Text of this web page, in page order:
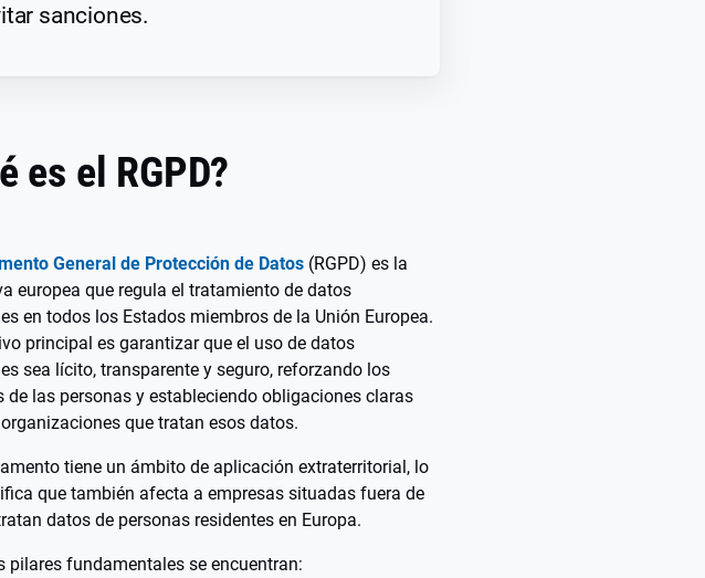
sanciones.
es el RGPD?
General de Protección de Datos (RGPD) es la
europea que regula el tratamiento de datos
en todos los Estados miembros de la Unión Europea.
principal es garantizar que el uso de datos
sea lícito, transparente y seguro, reforzando los
de las personas y estableciendo obligaciones claras
que tratan esos datos.
tiene un ámbito de aplicación extraterritorial, lo
que también afecta a empresas situadas fuera de
datos de personas residentes en Europa.
pilares fundamentales se encuentran: